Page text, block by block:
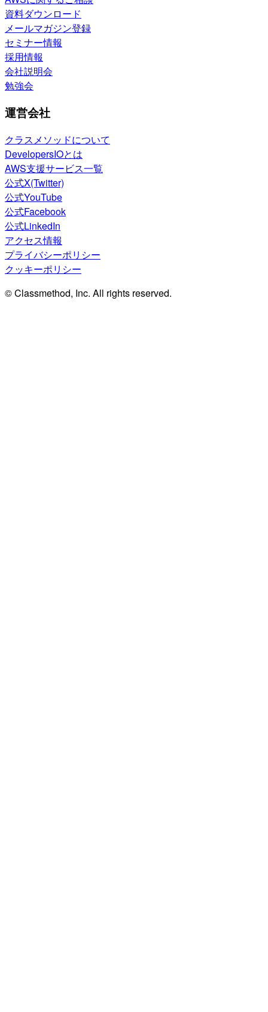
資料ダウンロード
メールマガジン登録
セミナー情報
採用情報
会社説明会
勉強会
運営会社
クラスメソッドについて
DevelopersIOとは
AWS支援サービス一覧
公式X(Twitter)
公式YouTube
公式Facebook
公式LinkedIn
アクセス情報
プライバシーポリシー
クッキーポリシー
© Classmethod, Inc. All rights reserved.